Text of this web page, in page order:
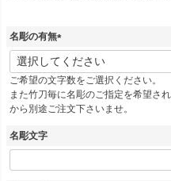
名彫の有無
(
必
須
)
ご希望の文字数をご選択ください。
また竹刀毎に名彫のご指定を希望さ
から別途ご注文下さいませ。
名彫文字